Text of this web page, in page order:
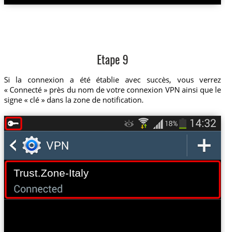
Etape 9
Si la connexion a été établie avec succès, vous verrez
« Connecté » près du nom de votre connexion VPN ainsi que le
signe « clé » dans la zone de notification.
Trust.Zone-Italy